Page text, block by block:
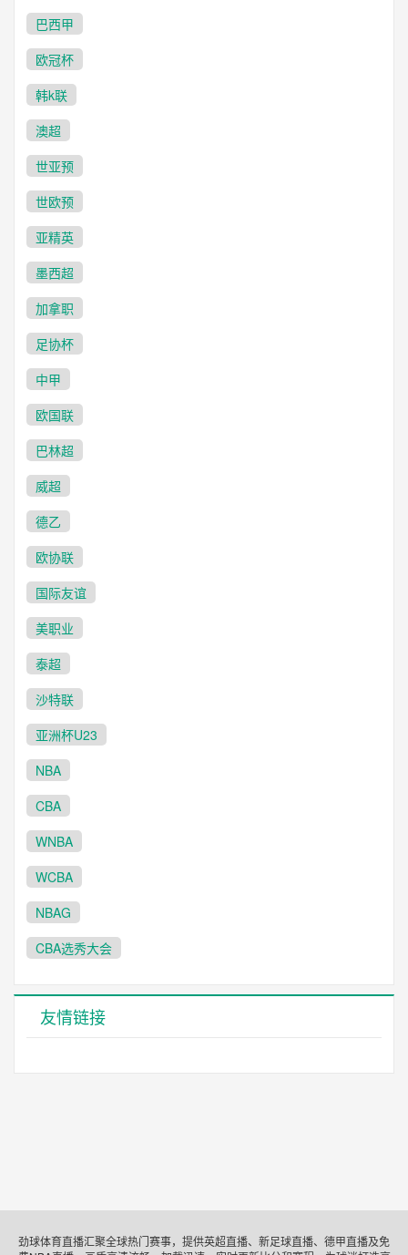
巴西甲
欧冠杯
韩k联
澳超
世亚预
世欧预
亚精英
墨西超
加拿职
足协杯
中甲
欧国联
巴林超
威超
德乙
欧协联
国际友谊
美职业
泰超
沙特联
亚洲杯U23
NBA
CBA
WNBA
WCBA
NBAG
CBA选秀大会
友情链接
劲球体育直播汇聚全球热门赛事，提供英超直播、新足球直播、德甲直播及免